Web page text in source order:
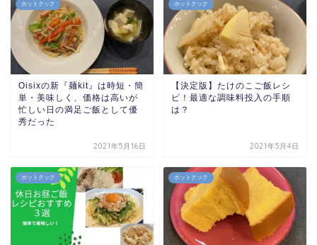
ホットクック
Oisixの新『麺kit』は時短・簡
単・美味しく、価格は高いが
忙しい日の満足ご飯として優
秀だった
2021年5月16日
ホットクック
【決定版】たけのこご飯レシ
ピ！最適な調味料投入の手順
は？
2021年5月4日
ホットクック ホットクック